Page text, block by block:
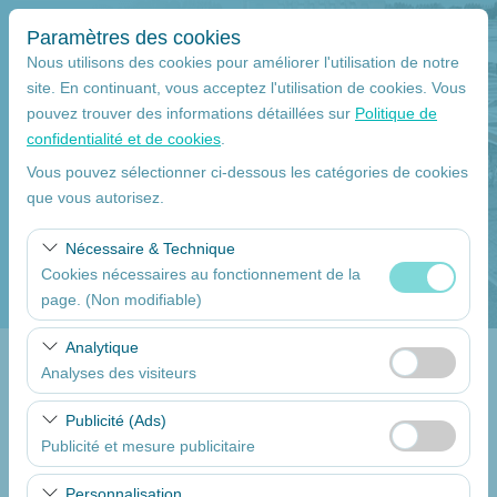
Paramètres des cookies
Nous utilisons des cookies pour améliorer l'utilisation de notre
site. En continuant, vous acceptez l'utilisation de cookies. Vous
pouvez trouver des informations détaillées sur Politique de
confidentialité et de cookies
Vous pouvez sélectionner ci-dessous les catégories de cookies
que vous autorisez.
Nécessaire & Technique
Cookies nécessaires au fonctionnement de la
page. (Non modifiable)
Ces cookies sont nécessaires au bon fonctionnement du
site, à la sécurité, à la gestion des sessions et aux
fonctionnalités de base. Ils ne peuvent pas être
désactivés.
Analytique
Analyses des visiteurs
Ces cookies nous permettent d’analyser la manière dont
notre site est utilisé (nombre de visiteurs, pages les plus
consultées, comportements des utilisateurs). Ces
données sont utilisées pour mesurer les performances
Publicité (Ads)
Publicité et mesure publicitaire
Ces cookies nous permettent d’afficher des publicités
Lieu de ramassage
Mersin
Je déposerai la voiture à un autre endroit.
La date et l'heure du ramassage
09:00
Return date
Dressez la liste des voitures